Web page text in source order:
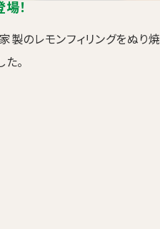
！
製のレモンフィリングをぬり焼
。